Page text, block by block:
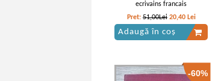
ecrivains francais
Pret: 51,00Lei 20,40 Lei
Adaugă în coș
-60%